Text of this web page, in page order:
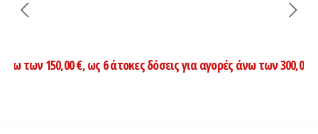
€, ως 6 άτοκες δόσεις για αγορές άνω των 300,00 ευρώ & ως